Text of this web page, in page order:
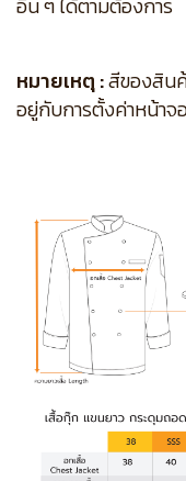
อื่น ๆ ได้ตามต้องการ
หมายเหตุ :สีของสิน
อยู่กับการตั้งค่าหน้าจ